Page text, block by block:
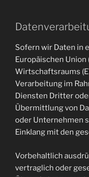
Sofern wir Daten in
Europäischen Union
Wirtschaftsraums
Verarbeitung im
Diensten Dritter
Übermittlung von
oder Unternehmen
Einklang mit den
Vorbehaltlich
vertraglich oder